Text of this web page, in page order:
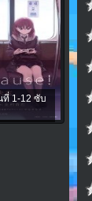
ที่ 1-12 ซับ